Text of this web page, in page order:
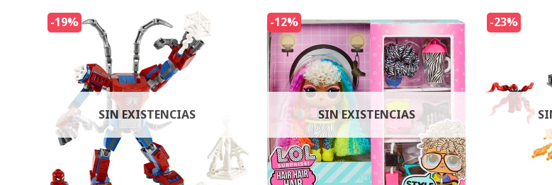
-19%
SIN EXISTENCIAS
-12%
SIN EXISTENCIAS
-23%